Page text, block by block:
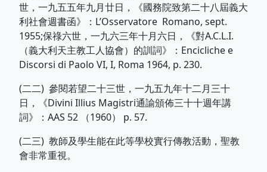
世，一九五五年九月廿日，《國務院致第二十八屆義大
利社會週書函》：L’Osservatore Romano, sept.
1955;保祿六世，一九六三年十月六日，《對A.C.L.I.
（義大利天主教工人協會）的訓詞》：Encicliche e
Discorsi di Paolo VI, I, Roma 1964, p. 230.
(二二) 參閱若望二十三世，一九五九年十二月三十
日，《Divini Illius Magistri通諭頒佈三十十週年講
詞》：AAS 52 （1960） p. 57.
(二三) 教師及學生能在此等學校實行傳教活動，聖教
會非常重視。